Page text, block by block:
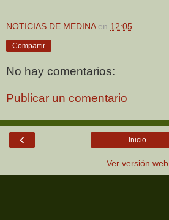
NOTICIAS DE MEDINA en 12:05
Compartir
No hay comentarios:
Publicar un comentario
‹ Inicio
Ver versión web